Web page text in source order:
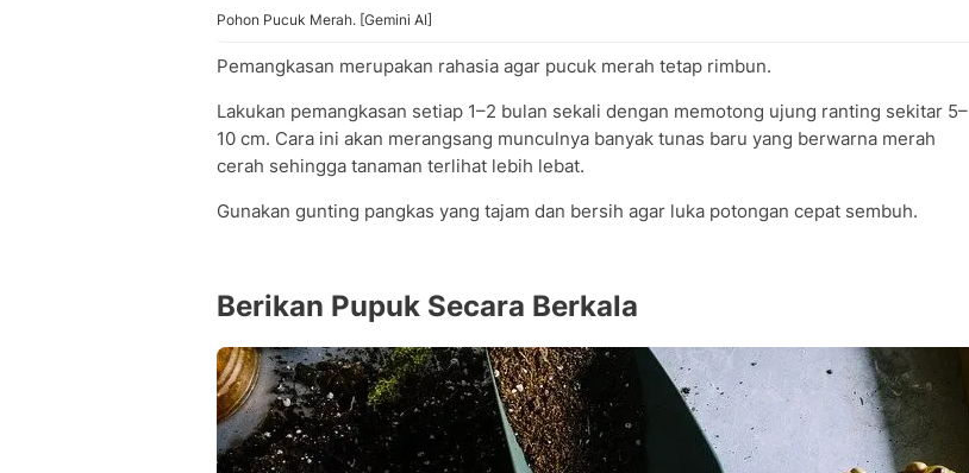
Pohon Pucuk Merah. [Gemini AI]
Pemangkasan merupakan rahasia agar pucuk merah tetap rimbun.
Lakukan pemangkasan setiap 1–2 bulan sekali dengan memotong ujung ranting sekitar 5–
10 cm. Cara ini akan merangsang munculnya banyak tunas baru yang berwarna merah
cerah sehingga tanaman terlihat lebih lebat.
Gunakan gunting pangkas yang tajam dan bersih agar luka potongan cepat sembuh.
Berikan Pupuk Secara Berkala